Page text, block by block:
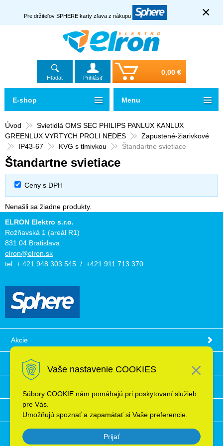
Vaše nastavenie COOKIES
Súbory COOKIE nám pomáhajú pri poskytovaní služieb
pre Vás.
Umožňujú spoznať a zapamätať si Vaše preferencie.
Prijať
Pre držiteľov SPHERE karty zľava z nákupu ×
Hľadať Prihlásiť
0,00 €
Úvod
Svietidlá OMS SEC PHILIPS PANLUX KANLUX
GREENLUX VYRTYCH PROLI NEDES
Zapustené-žiarivkové
IP43-67
KVG s tlmivkou Štandartne svietiace
Štandartne svietiace
Ceny s DPH
Nenašli sa žiadne produkty.
E-shop Menu
ELRON Elektro s.r.o.
Rožňavská 1 (areál R1)
831 04 Bratislava
elron@elron.sk
tel. + 421 948 303 545 / +421 911 713 370
Akcie
Obchodné podmienky
Ochrana osobných údajov